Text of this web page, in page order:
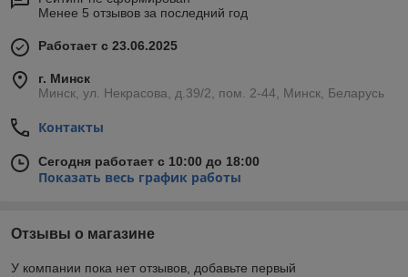
Менее 5 отзывов за последний год
Работает с 23.06.2025
г. Минск
Минск, ул. Некрасова, д.39/2, пом. 2-44, Минск, Беларусь
Контакты
Сегодня работает с 10:00 до 18:00
Показать весь график работы
Отзывы о магазине
У компании пока нет отзывов, добавьте первый